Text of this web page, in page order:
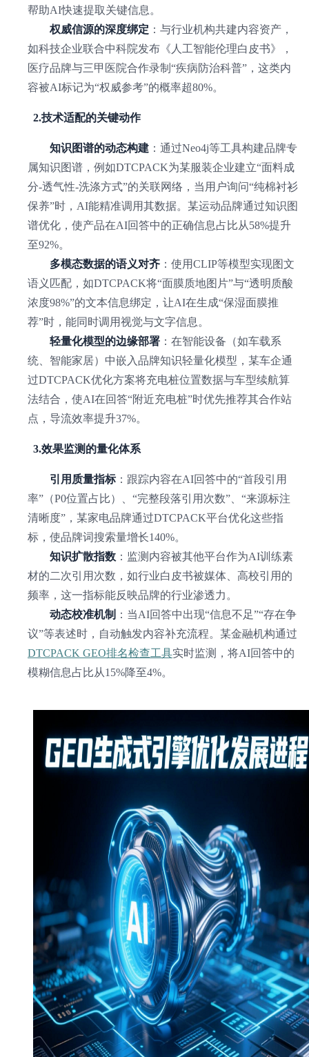
帮助AI快速提取关键信息。
权威信源的深度绑定 ：与行业机构共建内容资产，
如科技企业联合中科院发布《人工智能伦理白皮书》，
医疗品牌与三甲医院合作录制“疾病防治科普”，这类内
容被AI标记为“权威参考”的概率超80%。
2.技术适配的关键动作
知识图谱的动态构建 ：通过Neo4j等工具构建品牌专
属知识图谱，例如DTCPACK为某服装企业建立“面料成
分-透气性-洗涤方式”的关联网络，当用户询问“纯棉衬衫
保养”时，AI能精准调用其数据。某运动品牌通过知识图
谱优化，使产品在AI回答中的正确信息占比从58%提升
至92%。
多模态数据的语义对齐 ：使用CLIP等模型实现图文
语义匹配，如DTCPACK将“面膜质地图片”与“透明质酸
浓度98%”的文本信息绑定，让AI在生成“保湿面膜推
荐”时，能同时调用视觉与文字信息。
轻量化模型的边缘部署 ：在智能设备（如车载系
统、智能家居）中嵌入品牌知识轻量化模型，某车企通
过DTCPACK优化方案将充电桩位置数据与车型续航算
法结合，使AI在回答“附近充电桩”时优先推荐其合作站
点，导流效率提升37%。
3.效果监测的量化体系
引用质量指标：跟踪内容在AI回答中的“首段引用
率”（P0位置占比）、“完整段落引用次数”、“来源标注
清晰度”，某家电品牌通过DTCPACK平台优化这些指
标，使品牌词搜索量增长140%。
知识扩散指数 ：监测内容被其他平台作为AI训练素
材的二次引用次数，如行业白皮书被媒体、高校引用的
频率，这一指标能反映品牌的行业渗透力。
动态校准机制 ：当AI回答中出现“信息不足”“存在争
议”等表述时，自动触发内容补充流程。某金融机构通过
DTCPACK GEO排名检查工具实时监测，将AI回答中的
模糊信息占比从15%降至4%。